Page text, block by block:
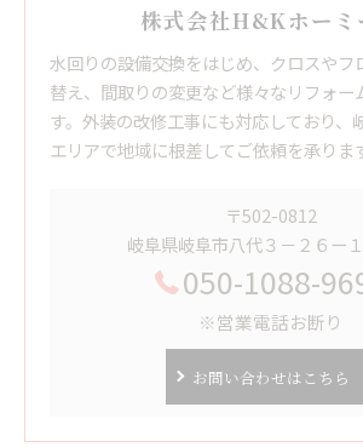
株式会社H&Kホーミ
水回りの設備交換をはじめ、クロスやフ
替え、間取りの変更など様々なリフォー
す。外装の改修工事にも対応しており、
エリアで地域に根差してご依頼を承りま
〒502-0812
岐阜県岐阜市八代３－２６ー
050-1088-
※営業電話お断り
お問い合わせはこちら